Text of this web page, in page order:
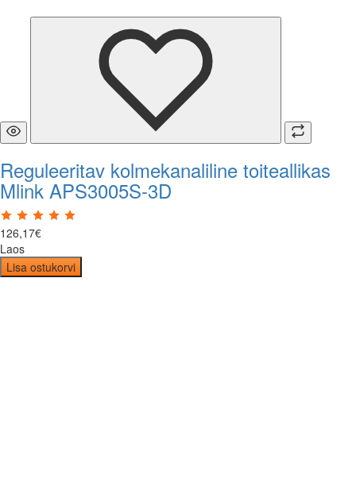
Reguleeritav kolmekanaliline toiteallikas
Mlink APS3005S-3D
126,17€
Laos
Lisa ostukorvi